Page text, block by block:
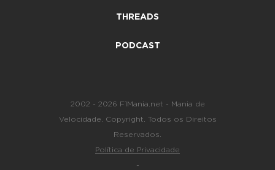
THREADS
PODCAST
2002 - 2026 F1Mania.net - Mania de
Velocidade. Copyright. Todos os Direitos
Reservados.
Política de Privacidade
-